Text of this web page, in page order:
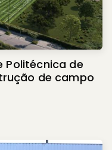
Politécnica de
de campo